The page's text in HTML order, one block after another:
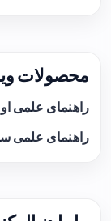
محصولات
راهنمای علمی
راهنمای علمی